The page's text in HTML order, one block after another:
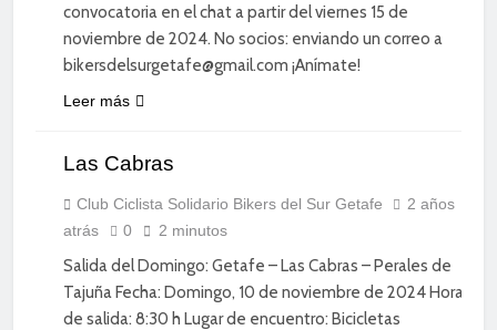
convocatoria en el chat a partir del viernes 15 de
noviembre de 2024. No socios: enviando un correo a
bikersdelsurgetafe@gmail.com ¡Anímate!
Leer más
CARRETERA
DIVERSIÓN
SOCIAL
Las Cabras
Club Ciclista Solidario Bikers del Sur Getafe
2 años
atrás
0 2 minutos
Salida del Domingo: Getafe – Las Cabras – Perales de
Tajuña Fecha: Domingo, 10 de noviembre de 2024 Hora
de salida: 8:30 h Lugar de encuentro: Bicicletas